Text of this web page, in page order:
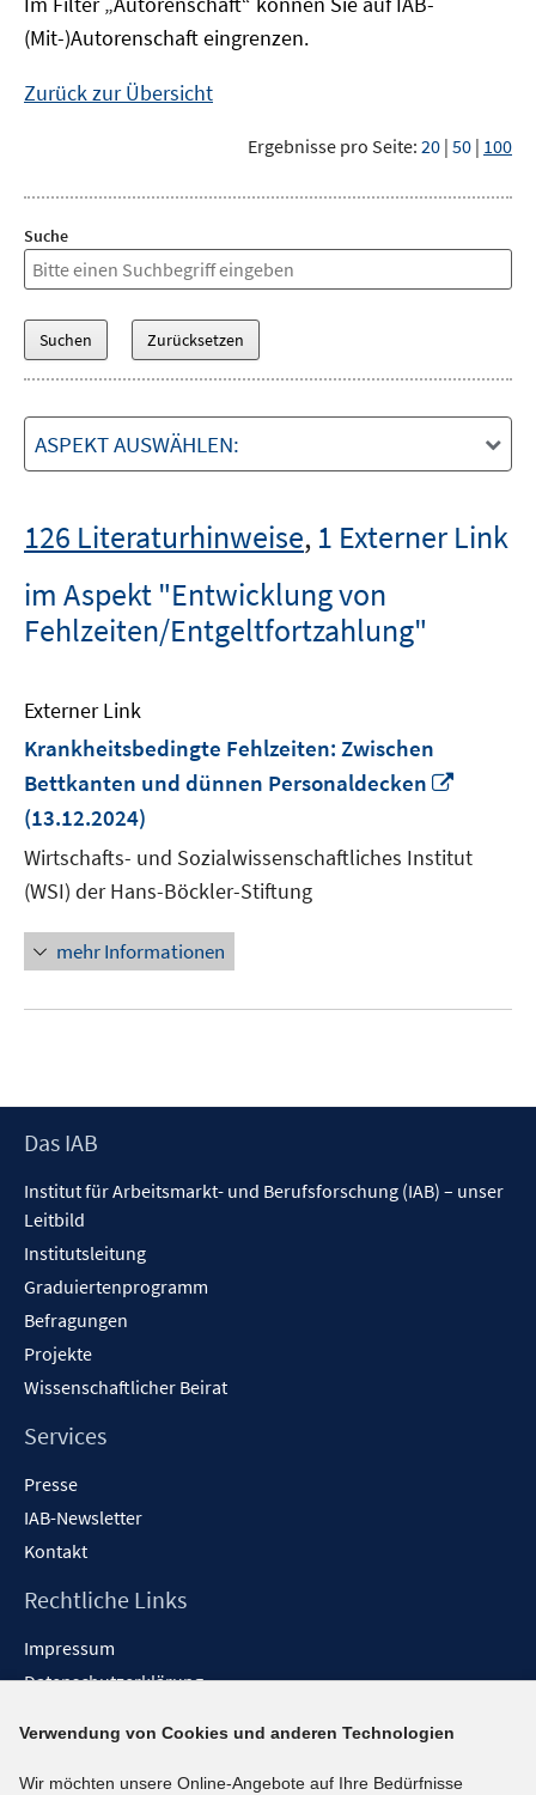
(Mit-)Autorenschaft eingrenzen.
Zurück zur Übersicht
Ergebnisse pro Seite: 20 | 50 | 100
Suche
ASPEKT AUSWÄHLEN:
126 Literaturhinweise, 1 Externer Link
im Aspekt "Entwicklung von
Fehlzeiten/Entgeltfortzahlung"
Externer Link
Krankheitsbedingte Fehlzeiten: Zwischen
Bettkanten und dünnen Personaldecken
öffnen
(13.12.2024)
Wirtschafts- und Sozialwissenschaftliches Institut
(WSI) der Hans-Böckler-Stiftung
mehr Informationen
Footer
Das IAB
Institut für Arbeitsmarkt- und Berufsforschung (IAB) – unser
Leitbild
Institutsleitung
Graduiertenprogramm
Befragungen
Projekte
Wissenschaftlicher Beirat
Services
Presse
IAB-Newsletter
Kontakt
Rechtliche Links
Impressum
Datenschutzerklärung
Barrieren melden
Verwendung von Cookies und anderen Technologien
Wir möchten unsere Online-Angebote auf Ihre Bedürfnisse